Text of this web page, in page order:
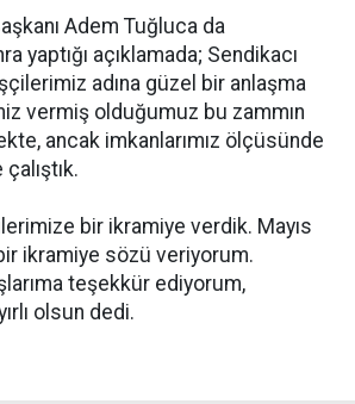
Adem Tuğluca da
yaptığı açıklamada; Sendikacı
adına güzel bir anlaşma
vermiş olduğumuz bu zammın
ancak imkanlarımız ölçüsünde
bir ikramiye verdik. Mayıs
ikramiye sözü veriyorum.
teşekkür ediyorum,
olsun dedi.